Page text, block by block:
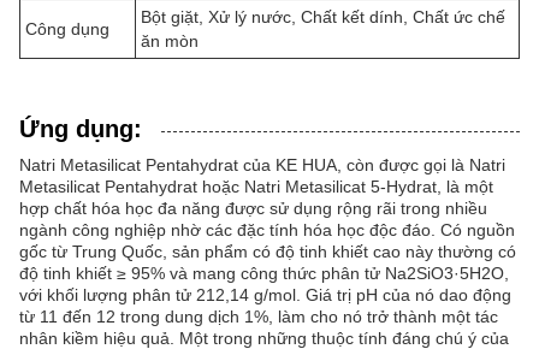
Công dụng
Bột giặt, Xử lý nước, Chất kết dính, Chất ức chế
ăn mòn
Ứng dụng:
Natri Metasilicat Pentahydrat của KE HUA, còn được gọi là Natri
Metasilicat Pentahydrat hoặc Natri Metasilicat 5-Hydrat, là một
hợp chất hóa học đa năng được sử dụng rộng rãi trong nhiều
ngành công nghiệp nhờ các đặc tính hóa học độc đáo. Có nguồn
gốc từ Trung Quốc, sản phẩm có độ tinh khiết cao này thường có
độ tinh khiết ≥ 95% và mang công thức phân tử Na2SiO3·5H2O,
với khối lượng phân tử 212,14 g/mol. Giá trị pH của nó dao động
từ 11 đến 12 trong dung dịch 1%, làm cho nó trở thành một tác
nhân kiềm hiệu quả. Một trong những thuộc tính đáng chú ý của